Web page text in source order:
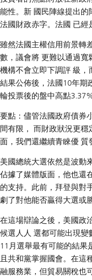
能性。新 國民陣線提出
法國財政赤字。法國 已經
雖然法國主權信用前景轉
數，議會將 更難以通過寬
機構不會立即下調評 級
結果公佈後，法國10年期
輪投票後的盤中高點
要點：儘管法國政府債券
間有限， 而財政狀況更
面，我們還繼續青睞優 質
美國總統大選依然是波動
佔據了媒體版面，他也還
的支持。此前，拜登與對
劇了對他能否贏得大選或
在這場辯論之後，美國政
候選人人 選都可能出現變
11月選舉最有可能的結果
且共和黨掌握國會。在這
融服務業，但貿易關稅也